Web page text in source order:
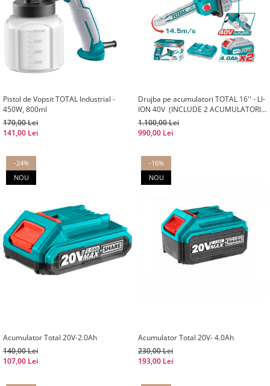
Pistol de Vopsit TOTAL Industrial -
450W, 800ml
170,00 Lei
141,00 Lei
Drujba pe acumulatori TOTAL 16'' - LI-
ION 40V (INCLUDE 2 ACUMULATORI +
1 INCARCATOR)
1.100,00 Lei
990,00 Lei
-24%
NOU
Acumulator Total 20V-2.0Ah
140,00 Lei
107,00 Lei
-16%
NOU
Acumulator Total 20V- 4.0Ah
230,00 Lei
193,00 Lei